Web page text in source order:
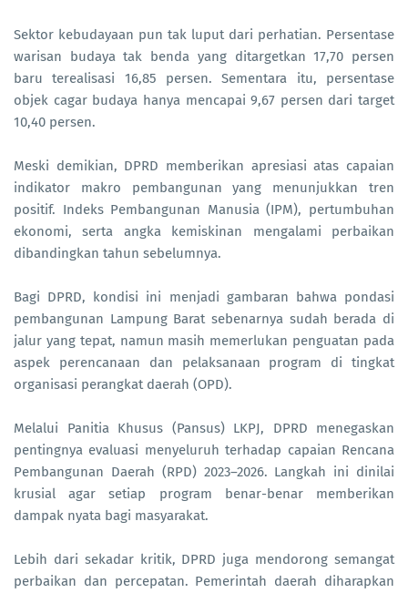
Sektor kebudayaan pun tak luput dari perhatian. Persentase
warisan budaya tak benda yang ditargetkan 17,70 persen
baru terealisasi 16,85 persen. Sementara itu, persentase
objek cagar budaya hanya mencapai 9,67 persen dari target
10,40 persen.
Meski demikian, DPRD memberikan apresiasi atas capaian
indikator makro pembangunan yang menunjukkan tren
positif. Indeks Pembangunan Manusia (IPM), pertumbuhan
ekonomi, serta angka kemiskinan mengalami perbaikan
dibandingkan tahun sebelumnya.
Bagi DPRD, kondisi ini menjadi gambaran bahwa pondasi
pembangunan Lampung Barat sebenarnya sudah berada di
jalur yang tepat, namun masih memerlukan penguatan pada
aspek perencanaan dan pelaksanaan program di tingkat
organisasi perangkat daerah (OPD).
Melalui Panitia Khusus (Pansus) LKPJ, DPRD menegaskan
pentingnya evaluasi menyeluruh terhadap capaian Rencana
Pembangunan Daerah (RPD) 2023–2026. Langkah ini dinilai
krusial agar setiap program benar-benar memberikan
dampak nyata bagi masyarakat.
Lebih dari sekadar kritik, DPRD juga mendorong semangat
perbaikan dan percepatan. Pemerintah daerah diharapkan